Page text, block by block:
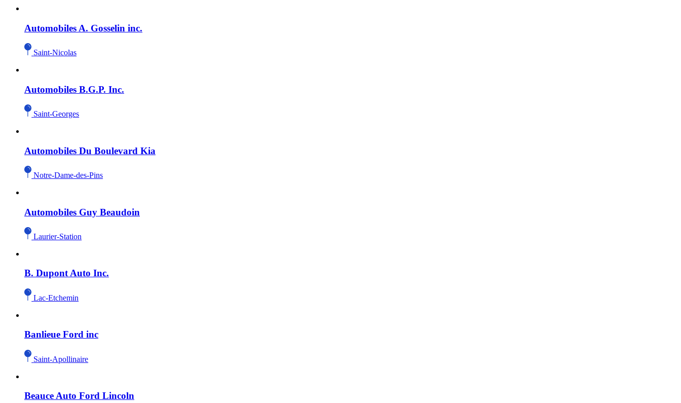
Automobiles A. Gosselin inc.
Saint-Nicolas
Automobiles B.G.P. Inc.
Saint-Georges
Automobiles Du Boulevard Kia
Notre-Dame-des-Pins
Automobiles Guy Beaudoin
Laurier-Station
B. Dupont Auto Inc.
Lac-Etchemin
Banlieue Ford inc
Saint-Apollinaire
Beauce Auto Ford Lincoln